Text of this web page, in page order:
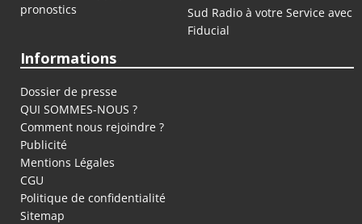
pronostics
Sud Radio à votre Service avec
Fiducial
Informations
Dossier de presse
QUI SOMMES-NOUS ?
Comment nous rejoindre ?
Publicité
Mentions Légales
CGU
Politique de confidentialité
Sitemap